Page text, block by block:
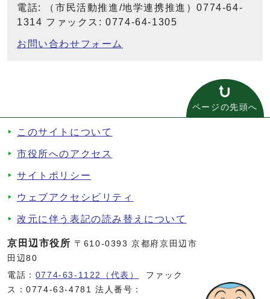
電話: （市民活動推進/地学連携推進）0774-64-
1314 ファックス: 0774-64-1305
お問い合わせフォーム
ページの先頭へ
このサイトについて
市役所へのアクセス
サイトポリシー
ウェブアクセシビリティ
改元に伴う表記の読み替えについて
京田辺市役所 〒610-0393 京都府京田辺市
田辺80
電話： 0774-63-1122（代表）
ファック
ス：0774-63-4781 法人番号：